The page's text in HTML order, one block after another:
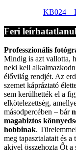
KB024 –
Feri leírhatatlanul
Professzionális
Mindig is azt vallotta,
neki kell
élővilág rendjét. Az
szemet kápráztató
sem kerülhették el a
elkötelezettség,
másodpercében – bár
magabiztos
hobbinak.
meg tapasztalatait és
akivel összehozta Őt a